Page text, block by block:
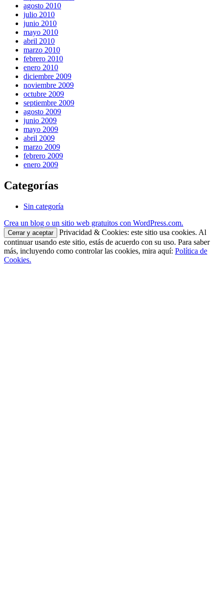
agosto 2010
julio 2010
junio 2010
mayo 2010
abril 2010
marzo 2010
febrero 2010
enero 2010
diciembre 2009
noviembre 2009
octubre 2009
septiembre 2009
agosto 2009
junio 2009
mayo 2009
abril 2009
marzo 2009
febrero 2009
enero 2009
Categorías
Sin categoría
Crea un blog o un sitio web gratuitos con WordPress.com.
Privacidad & Cookies: este sitio usa cookies. Al
continuar usando este sitio, estás de acuerdo con su uso. Para saber
más, incluyendo como controlar las cookies, mira aquí: Política de
Cookies.